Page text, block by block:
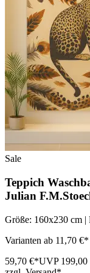
Sale
Teppich
Julian
Größe: 160x230 cm |
Varianten ab 11,70 €*
59,70 €*UVP 199,00